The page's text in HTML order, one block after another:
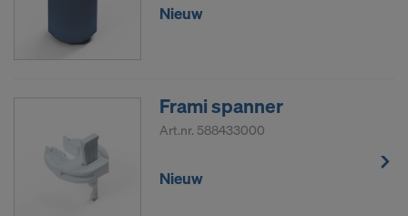
Nieuw
Frami spanner
Art.nr. 588433000
Nieuw